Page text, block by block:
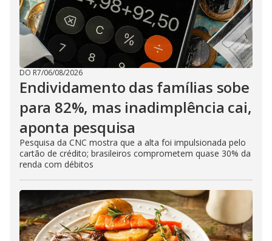
DO R7/06/08/2026
Endividamento das famílias sobe
para 82%, mas inadimplência cai,
aponta pesquisa
Pesquisa da CNC mostra que a alta foi impulsionada pelo
cartão de crédito; brasileiros comprometem quase 30% da
renda com débitos